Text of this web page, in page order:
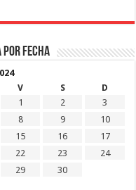
por fecha
V S
D
1
2
3
8 9
10
15 16
17
22 23
24
29
30